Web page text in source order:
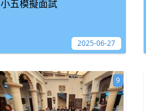
小五模擬面試
2025-06-27
9